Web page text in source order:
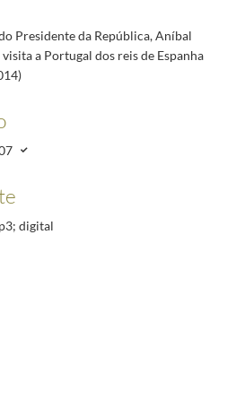
Presidente da República, Aníbal
a Portugal dos reis de Espanha
digital